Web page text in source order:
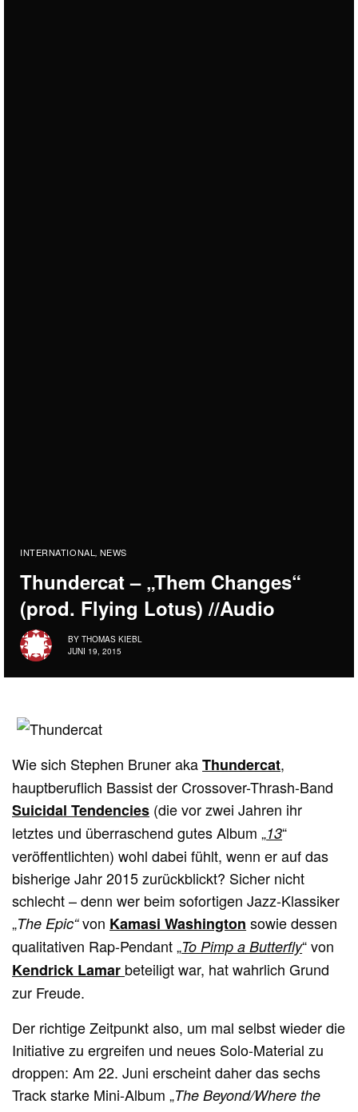
INTERNATIONAL NEWS
Thundercat – „Them Changes“
(prod. Flying Lotus) //Audio
BY THOMAS KIEBL
JUNI 19, 2015
Wie sich Stephen Bruner akaThundercat,
hauptberuflich Bassist der Crossover-Thrash-Band
Suicidal Tendencies (die vor zwei Jahren ihr
letztes und überraschend gutes Album „13“
veröffentlichten) wohl dabei fühlt, wenn er auf das
bisherige Jahr 2015 zurückblickt? Sicher nicht
schlecht – denn wer beim sofortigen Jazz-Klassiker
„The Epic“von Kamasi Washington sowie dessen
qualitativen Rap-Pendant „To Pimp a Butterfly“ von
Kendrick Lamar beteiligt war, hat wahrlich Grund
zur Freude.
Der richtige Zeitpunkt also, um mal selbst wieder die
Initiative zu ergreifen und neues Solo-Material zu
droppen: Am 22. Juni erscheint daher das sechs
Track starke Mini-Album „The Beyond/Where the